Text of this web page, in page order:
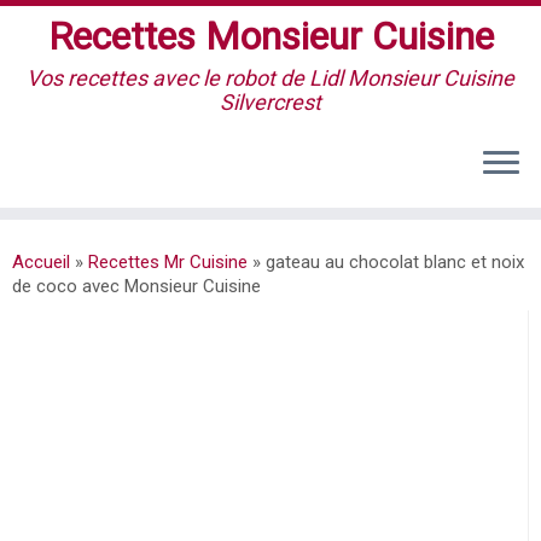
Recettes Monsieur Cuisine
Vos recettes avec le robot de Lidl Monsieur Cuisine
Silvercrest
Accueil » Recettes Mr Cuisine » gateau au chocolat blanc et noix
de coco avec Monsieur Cuisine